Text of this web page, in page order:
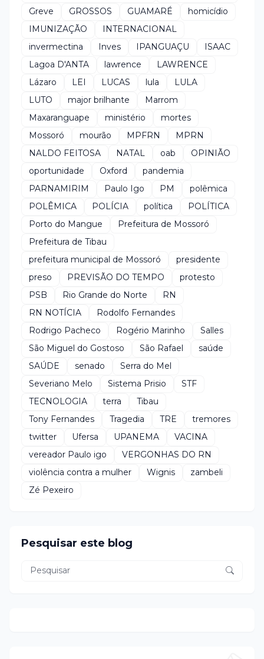
Greve
GROSSOS GUAMARÉ
homicídio
IMUNIZAÇÃO
INTERNACIONAL
invermectina
Inves IPANGUAÇU
ISAAC
Lagoa D'ANTA
lawrence
LAWRENCE
Lázaro
LEI LUCAS lula
LULA
LUTO
major brilhante
Marrom
Maxaranguape
ministério
mortes
Mossoró
mourão MPFRN
MPRN
NALDO FEITOSA
NATAL oab
OPINIÃO
oportunidade
Oxford
pandemia
PARNAMIRIM
Paulo Igo PM
polêmica
POLÊMICA
POLÍCIA política
POLÍTICA
Porto do Mangue
Prefeitura de Mossoró
Prefeitura de Tibau
prefeitura municipal de Mossoró
presidente
preso
PREVISÃO DO TEMPO
protesto
PSB
Rio Grande do Norte
RN
RN NOTÍCIA
Rodolfo Fernandes
Rodrigo Pacheco
Rogério Marinho
Salles
São Miguel do Gostoso
São Rafael
saúde
SAÚDE
senado
Serra do Mel
Severiano Melo
Sistema Prisio
STF
TECNOLOGIA
terra
Tibau
Tony Fernandes
Tragedia TRE
tremores
twitter
Ufersa UPANEMA
VACINA
vereador Paulo igo
VERGONHAS DO RN
violência contra a mulher
Wignis
zambeli
Zé Pexeiro
Pesquisar este blog